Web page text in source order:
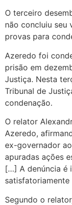
O terceiro
não concluiu seu
provas para
Azeredo foi
prisão em
Justiça. Nesta
Tribunal de
condenação.
O relator
Azeredo,
ex-governador
apuradas ações
[…] A denúncia é
satisfatoriamente
Segundo o